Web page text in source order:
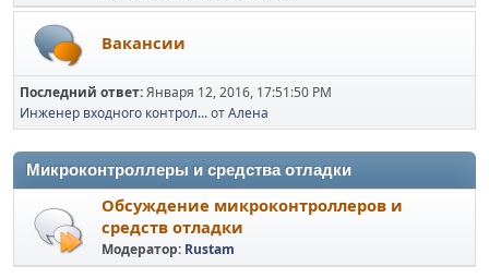
Вакансии
Последний ответ:Января 12, 2016, 17:51:50 PM
Инженер входного контрол...отАлена
Микроконтроллеры и средства отладки
Обсуждение микроконтроллеров и
средств отладки
Модератор: Rustam